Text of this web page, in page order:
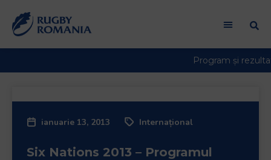
in
ianuarie 13, 2013 Internațional
Six Nations 2013 – Programul